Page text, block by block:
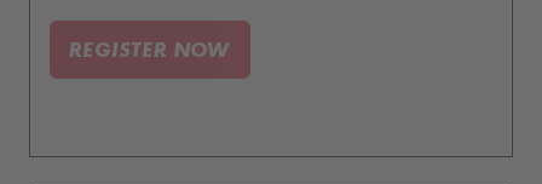
REGISTER NOW